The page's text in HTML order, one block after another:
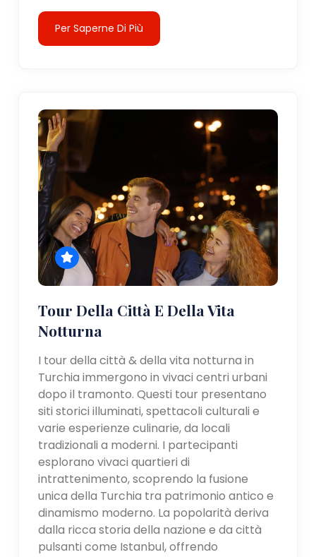
Per Saperne Di Più
Tour Della Città E Della Vita
Notturna
I tour della città & della vita notturna in
Turchia immergono in vivaci centri urbani
dopo il tramonto. Questi tour presentano
siti storici illuminati, spettacoli culturali e
varie esperienze culinarie, da locali
tradizionali a moderni. I partecipanti
esplorano vivaci quartieri di
intrattenimento, scoprendo la fusione
unica della Turchia tra patrimonio antico e
dinamismo moderno. La popolarità deriva
dalla ricca storia della nazione e da città
pulsanti come Istanbul, offrendo